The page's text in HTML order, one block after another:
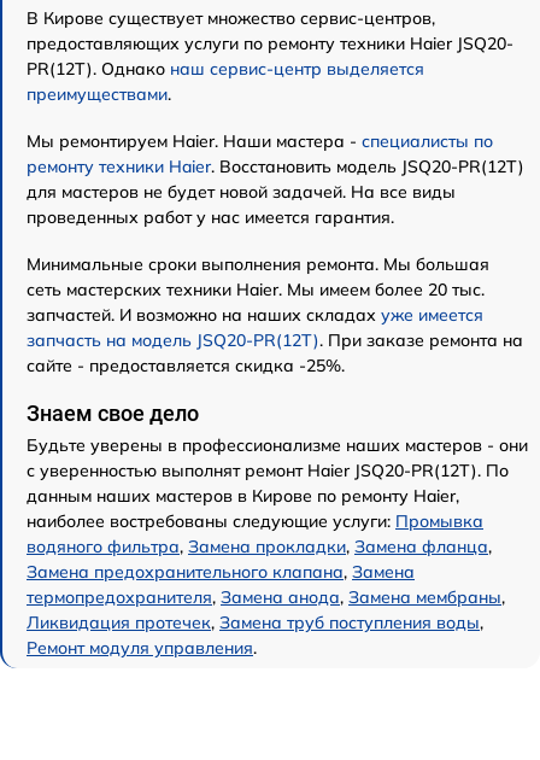
В Кирове существует множество сервис-центров,
предоставляющих услуги по ремонту техники Haier JSQ20-
PR(12T). Однако наш сервис-центр выделяется
преимуществами.
Мы ремонтируем Haier. Наши мастера - специалисты по
ремонту техники Haier. Восстановить модель JSQ20-PR(12T)
для мастеров не будет новой задачей. На все виды
проведенных работ у нас имеется гарантия.
Минимальные сроки выполнения ремонта. Мы большая
сеть мастерских техники Haier. Мы имеем более 20 тыс.
запчастей. И возможно на наших складах уже имеется
запчасть на модель JSQ20-PR(12T). При заказе ремонта на
сайте - предоставляется скидка -25%.
Знаем свое дело
Будьте уверены в профессионализме наших мастеров - они
с уверенностью выполнят ремонт Haier JSQ20-PR(12T). По
данным наших мастеров в Кирове по ремонту Haier,
наиболее востребованы следующие услуги: Промывка
водяного фильтра, Замена прокладки, Замена фланца,
Замена предохранительного клапана, Замена
термопредохранителя, Замена анода, Замена мембраны,
Ликвидация протечек, Замена труб поступления воды,
Ремонт модуля управления.